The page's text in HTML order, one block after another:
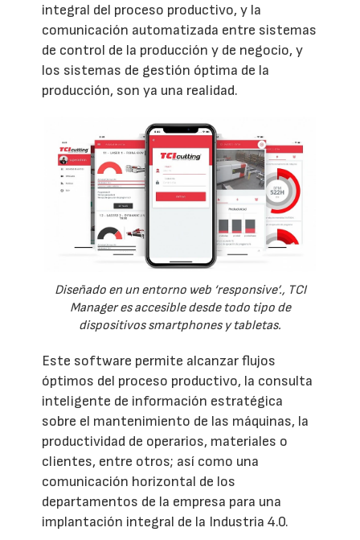
integral del proceso productivo, y la
comunicación automatizada entre sistemas
de control de la producción y de negocio, y
los sistemas de gestión óptima de la
producción, son ya una realidad.
Diseñado en un entorno web ‘responsive’., TCI
Manager es accesible desde todo tipo de
dispositivos smartphones y tabletas.
Este software permite alcanzar flujos
óptimos del proceso productivo, la consulta
inteligente de información estratégica
sobre el mantenimiento de las máquinas, la
productividad de operarios, materiales o
clientes, entre otros; así como una
comunicación horizontal de los
departamentos de la empresa para una
implantación integral de la Industria 4.0.